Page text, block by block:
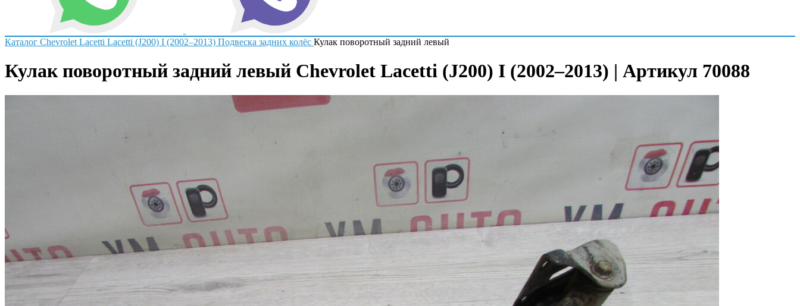
Каталог Chevrolet Lacetti Lacetti (J200) I (2002–2013) Подвеска задних колёс Кулак поворотный задний левый
Кулак поворотный задний левый Chevrolet Lacetti (J200) I (2002–2013) | Артикул 70088